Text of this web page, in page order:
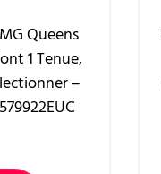
Queens
1 Tenue,
–